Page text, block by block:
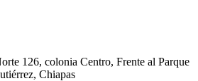
126, colonia Centro, Frente al Parque
Chiapas